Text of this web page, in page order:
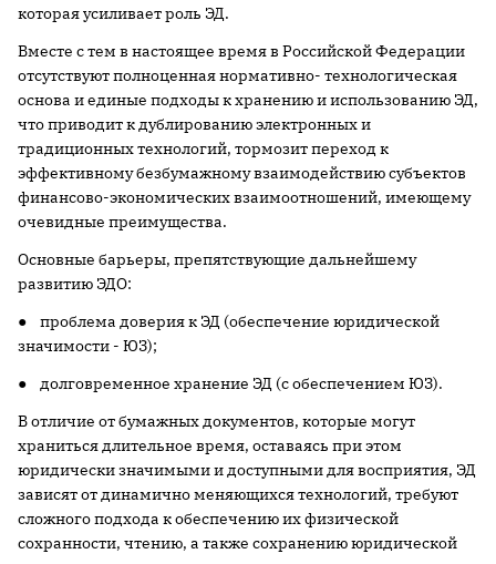
которая усиливает роль ЭД.
Вместе с тем в настоящее время в Российской Федерации
отсутствуют полноценная нормативно- технологическая
основа и единые подходы к хранению и использованию ЭД,
что приводит к дублированию электронных и
традиционных технологий, тормозит переход к
эффективному безбумажному взаимодействию субъектов
финансово-экономических взаимоотношений, имеющему
очевидные преимущества.
Основные барьеры, препятствующие дальнейшему
развитию ЭДО:
● проблема доверия к ЭД (обеспечение юридической
значимости - ЮЗ);
● долговременное хранение ЭД (c обеспечением ЮЗ).
В отличие от бумажных документов, которые могут
храниться длительное время, оставаясь при этом
юридически значимыми и доступными для восприятия, ЭД
зависят от динамично меняющихся технологий, требуют
сложного подхода к обеспечению их физической
сохранности, чтению, а также сохранению юридической